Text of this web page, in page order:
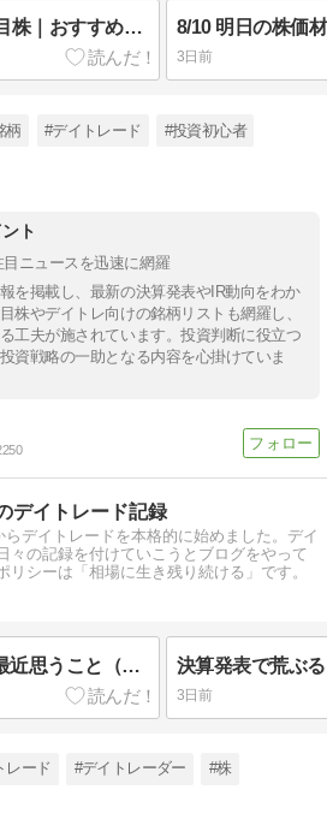
8/10 明日のデイトレ注目株｜おすすめ10銘柄を紹介
3日前
柄 #デイトレード #投資初心者
ト
ニュースを迅速に網羅
を掲載し、最新の決算発表やIR動向をわか
株やデイトレ向けの銘柄リストも網羅し、
工夫が施されています。投資判断に役立つ
資戦略の一助となる内容を心掛けていま
デイトレード記録
らデイトレードを本格的に始めました。デイ
々の記録を付けていこうとブログをやって
リシーは「相場に生き残り続ける」です。
デイトレードに関して最近思うこと（2026/8/10のデイトレード記録）
3日前
レード #デイトレーダー #株